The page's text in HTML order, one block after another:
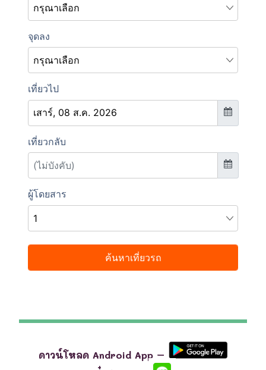
ดาวน์โหลด Android App –